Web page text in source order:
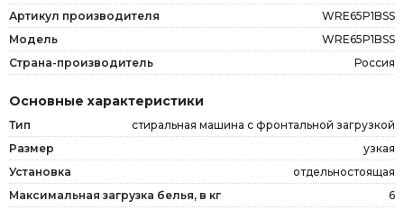
Артикул производителя
WRE65P1BSS
Модель
WRE65P1BSS
Страна-производитель
Россия
Основные характеристики
Тип
стиральная машина с фронтальной загрузкой
Размер
узкая
Установка
отдельностоящая
Максимальная загрузка белья, в кг
6